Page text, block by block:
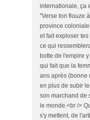
internationale, ça
"Verse ton flouze
province
et fait exploser
ce qui
botte de l'empire
qui fait que la
ans après (bonne
en plus de subir
son marchand de
le monde.<br />
s'y mettent, de